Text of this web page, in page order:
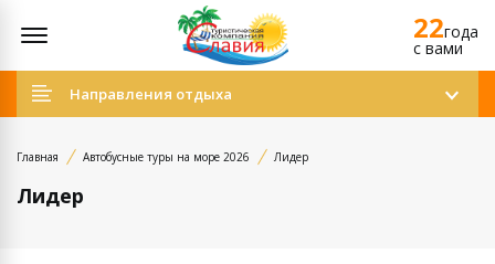
22года
c вами
Направления отдыха
Главная Автобусные туры на море 2026 Лидер
Лидер